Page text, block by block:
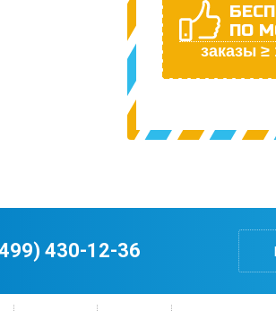
ПО
заказы ≥
430-12-36